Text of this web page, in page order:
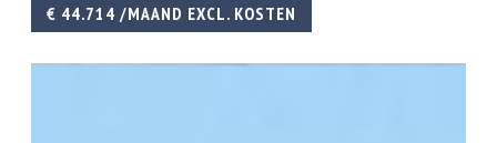
€ 44.714 /MAAND EXCL. KOSTEN